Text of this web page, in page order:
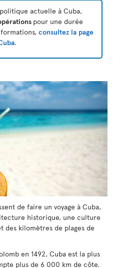
actuelle à Cuba,
pour une durée
consultez la page
.
de faire un voyage à Cuba,
historique, une culture
des kilomètres de plages de
en 1492, Cuba est la plus
plus de 6 000 km de côte.